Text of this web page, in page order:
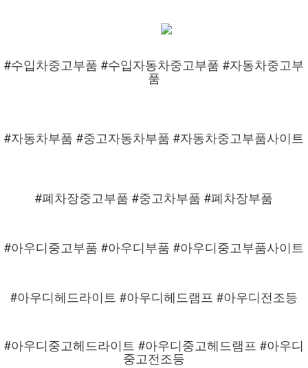
#수입차중고부품 #수입자동차중고부품 #자동차중고부
품
#자동차부품 #중고자동차부품 #자동차중고부품사이트
#폐차장중고부품 #중고차부품 #폐차장부품
#아우디중고부품 #아우디부품 #아우디중고부품사이트
#아우디헤드라이트 #아우디헤드램프 #아우디전조등
#아우디중고헤드라이트 #아우디중고헤드램프 #아우디
중고전조등